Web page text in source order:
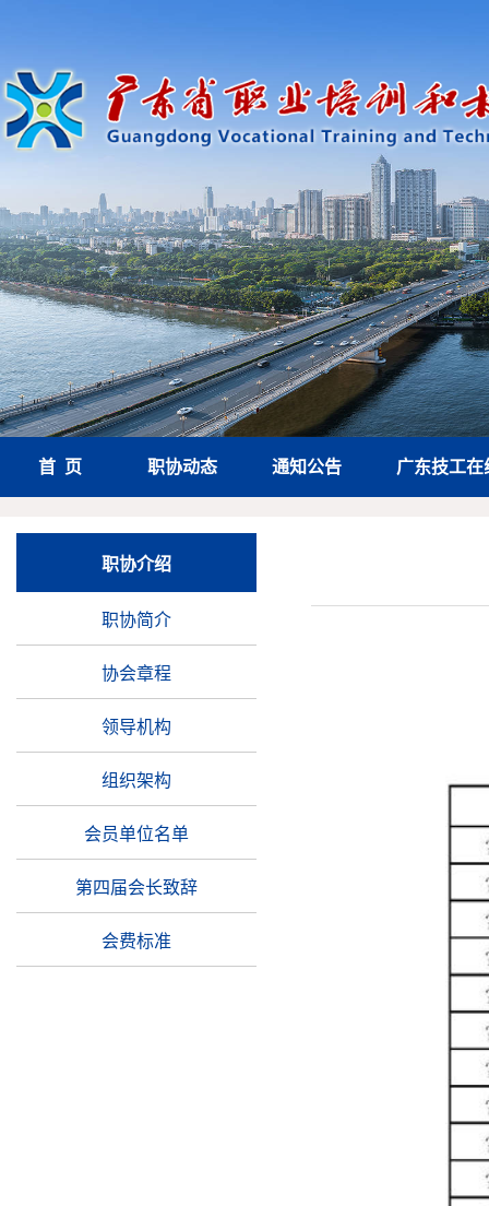
首 页 职协动态 通知公告 广东技工在
职协介绍
职协简介
协会章程
领导机构
组织架构
会员单位名单
第四届会长致辞
会费标准